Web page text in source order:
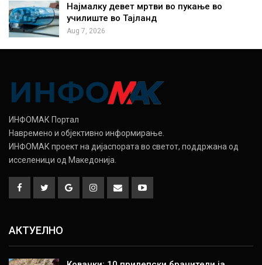
Најмалку девет мртви во пукање во
училиште во Тајланд
Aug 7, 2026
ИНФОМАК Портал
Навремено и објективно информирање.
ИНФОМАК проект на дијаспората во светот, поддржана од
исселеници од Македонија.
АКТУЕЛНО